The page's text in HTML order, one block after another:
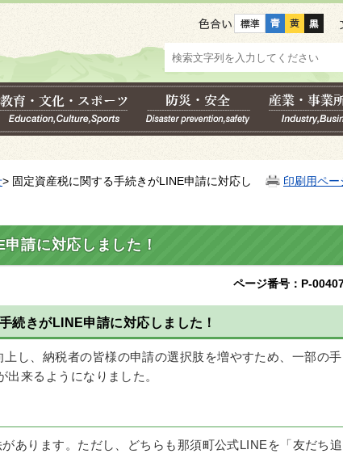
色合い
印刷用ペー
> 固定資産税に関する手続きがLINE申請に対応し
請に対応しました！
ページ番号：P-
続きがLINE申請に対応しました！
し、納税者の皆様の申請の選択肢を増やすため、一部の手
出来るようになりました。
あります。ただし、どちらも那須町公式LINEを「友だち追